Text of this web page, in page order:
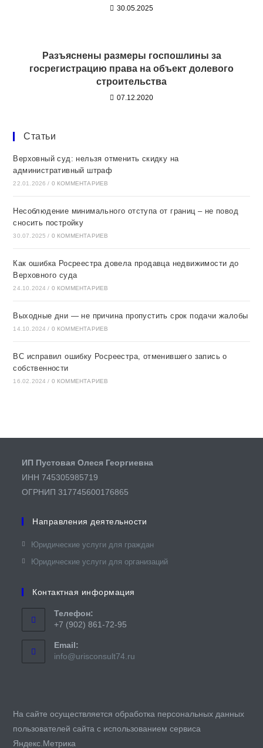
30.05.2025
Разъяснены размеры госпошлины за
госрегистрацию права на объект долевого
строительства
07.12.2020
Статьи
Верховный суд: нельзя отменить скидку на
административный штраф
22.01.2026 / 0 КОММЕНТАРИЕВ
Несоблюдение минимального отступа от границ – не повод
сносить постройку
30.07.2025 / 0 КОММЕНТАРИЕВ
Как ошибка Росреестра довела продавца недвижимости до
Верховного суда
24.10.2024 / 0 КОММЕНТАРИЕВ
Выходные дни — не причина пропустить срок подачи жалобы
14.10.2024 / 0 КОММЕНТАРИЕВ
ВС исправил ошибку Росреестра, отменившего запись о
собственности
16.02.2024 / 0 КОММЕНТАРИЕВ
ИП Пустовая Олеся Георгиевна
ИНН 745305985719
ОГРНИП 317745600176865
Направления деятельности
Юридические услуги для граждан​
Юридические услуги для организаций
Контактная информация
Телефон:
+7 (902) 861-72-95
Email:
info@urisconsult74.ru
На сайте осуществляется обработка персональных данных
пользователей сайта с использованием сервиса
Яндекс.Метрика